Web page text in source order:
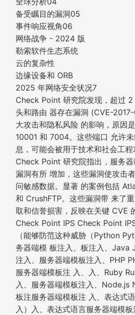
备受瞩目的漏洞05
事件响应视角06
网络战争 - 2024 版
勒索软件生态系统
云的复杂性
边缘设备和 ORB
2025 年网络安全状况7
Check Point 研究院发现，超过
头和路由 器存在漏洞 (CVE-
大攻击和隐私风险 的影响，原因
10001 和 7004。这些端口 允许
息，可能会被用于技术和社会工程
Check Point 研究院指出，服务
漏洞有所 增加，这些漏洞使攻击
问敏感数据。显著 的案例包括
和 CrushFTP。这些漏洞带 来了
取和信誉损害，反映在关键 CVE
Check Point IPS Check Point
（能够防范这种威胁（Python
务器端模 板注入、板注入、Java
注入、服务器端模板注入、PHP
服务器端模板注 入、入、Ruby
入、服务器端模板注入、Node.js
板注服务器端模板注 入、表达式
入）入、表达式语言服务器端模板